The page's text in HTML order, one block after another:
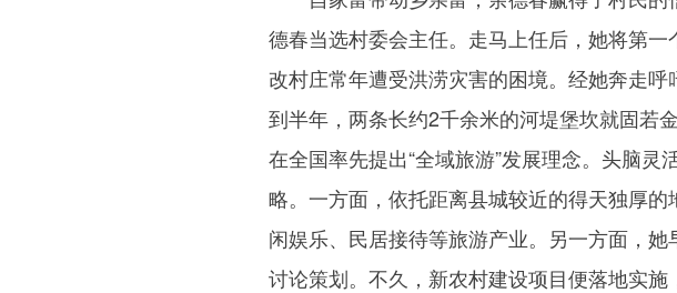
德春当选村委会主任。走马上任后，她将第
改村庄常年遭受洪涝灾害的困境。经她奔走
到半年，两条长约2千余米的河堤堡坎就固若
在全国率先提出“全域旅游”发展理念。头脑
略。一方面，依托距离县城较近的得天独厚
闲娱乐、民居接待等旅游产业。另一方面，
讨论策划。不久，新农村建设项目便落地实